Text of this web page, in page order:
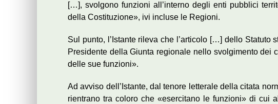
[…], svolgono funzioni all’interno degli enti pubblici
della Costituzione», ivi incluse le Regioni.
Sul punto, l’Istante rileva che l’articolo […] dello Statuto
Presidente della Giunta regionale nello svolgimento dei
delle sue funzioni».
Ad avviso dell’Istante, dal tenore letterale della citata
rientrano tra coloro che «esercitano le funzioni» di cui